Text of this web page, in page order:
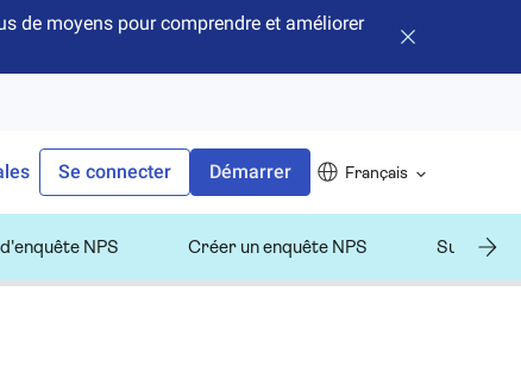
de moyens pour comprendre et améliorer
Fermer la
Se connecter Démarrer Français
NPS Créer un enquête NPS Suivi de